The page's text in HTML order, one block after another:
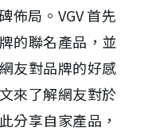
佈局。VGV 首先
的聯名產品，並
友對品牌的好感
來了解網友對於
分享自家產品，